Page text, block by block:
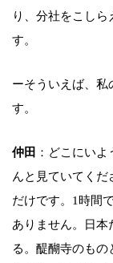
り、分社をこし
す。
ーそういえば、私
す。
仲田 ：どこにい
んと見ていてくだ
だけです。1時間
ありません。日本
る。醍醐寺のも